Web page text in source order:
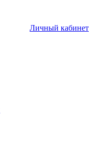
Личный кабинет